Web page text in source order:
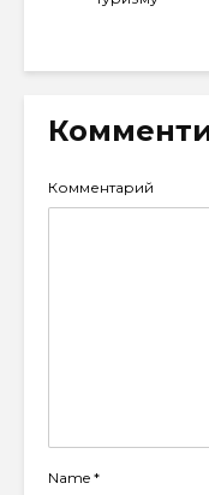
Комментарий
Name *